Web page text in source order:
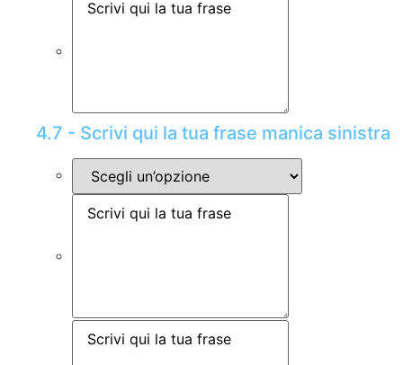
4.7 - Scrivi qui la tua frase manica sinistra